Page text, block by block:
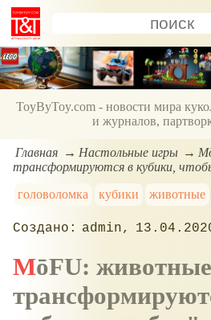
ToyByToy.com - новости мира
и журналов,
Главная Настольные игры
трансформируются в кубики,
головоломка
кубики животные
admin
MōFU: животные